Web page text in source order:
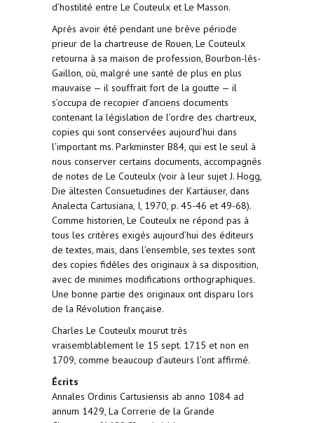
d’hostilité entre Le Couteulx et Le Masson.
Après avoir été pendant une brève période
prieur de la chartreuse de Rouen, Le Couteulx
retourna à sa maison de profession, Bourbon-lès-
Gaillon, où, malgré une santé de plus en plus
mauvaise — il souffrait fort de la goutte — il
s’occupa de recopier d’anciens documents
contenant la législation de l’ordre des chartreux,
copies qui sont conservées aujourd’hui dans
l’important ms. Parkminster B84, qui est le seul à
nous conserver certains documents, accompagnés
de notes de Le Couteulx (voir à leur sujet J. Hogg,
Die ältesten Consuetudines der Kartäuser, dans
Analecta Cartusiana, I, 1970, p. 45-46 et 49-68).
Comme historien, Le Couteulx ne répond pas à
tous les critères exigés aujourd’hui des éditeurs
de textes, mais, dans l’ensemble, ses textes sont
des copies fidèles des originaux à sa disposition,
avec de minimes modifications orthographiques.
Une bonne partie des originaux ont disparu lors
de la Révolution française.
Charles Le Couteulx mourut très
vraisemblablement le 15 sept. 1715 et non en
1709, comme beaucoup d’auteurs l’ont affirmé.
Écrits
Annales Ordinis Cartusiensis ab anno 1084 ad
annum 1429, La Correrie de la Grande